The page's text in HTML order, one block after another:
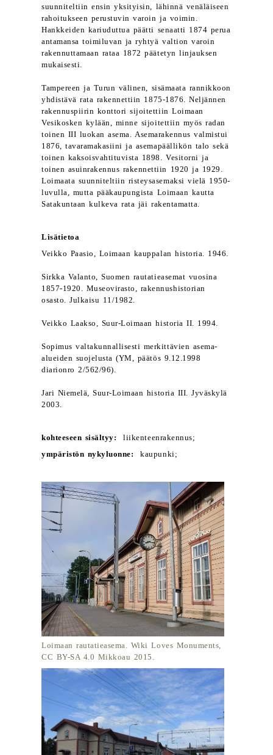
suunniteltiin ensin yksityisin, lähinnä venäläiseen
rahoitukseen perustuvin varoin ja voimin.
Hankkeiden kariuduttua päätti senaatti 1874 perua
antamansa toimiluvan ja ryhtyä valtion varoin
rakennuttamaan rataa 1872 päätetyn linjauksen
mukaisesti.
Tampereen ja Turun välinen, sisämaata rannikkoon
yhdistävä rata rakennettiin 1875-1876. Neljännen
rakennuspiirin konttori sijoitettiin Loimaan
Vesikosken kylään, minne sijoitettiin myös radan
toinen III luokan asema. Asemarakennus valmistui
1876, tavaramakasiini ja asemapäällikön talo sekä
toinen kaksoisvahtituvista 1898. Vesitorni ja
toinen asuinrakennus rakennettiin 1920 ja 1929.
Loimaata suunniteltiin risteysasemaksi vielä 1950-
luvulla, mutta pääkaupungista Loimaan kautta
Satakuntaan kulkeva rata jäi rakentamatta.
Lisätietoa
Veikko Paasio, Loimaan kauppalan historia. 1946.
Sirkka Valanto, Suomen rautatieasemat vuosina
1857-1920. Museovirasto, rakennushistorian
osasto. Julkaisu 11/1982.
Veikko Laakso, Suur-Loimaan historia II. 1994.
Sopimus valtakunnallisesti merkittävien asema-
alueiden suojelusta (YM, päätös 9.12.1998
diarionro 2/562/96).
Jari Niemelä, Suur-Loimaan historia III. Jyväskylä
2003.
kohteeseen sisältyy: liikenteenrakennus;
ympäristön nykyluonne: kaupunki;
Loimaan rautatieasema. Wiki Loves Monuments,
CC BY-SA 4.0 Mikkoau 2015.